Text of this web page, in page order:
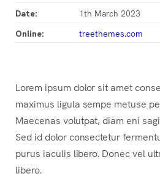
Date: 1th March 2023
Online: treethemes.com
Lorem ipsum dolor sit amet
maximus ligula sempe metuse
Maecenas volutpat, diam eni
Sed id dolor consectetur
purus iaculis libero. Donec vel
libero.